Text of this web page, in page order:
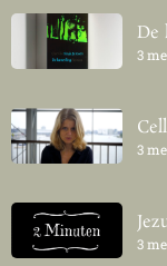
De
3
3
3